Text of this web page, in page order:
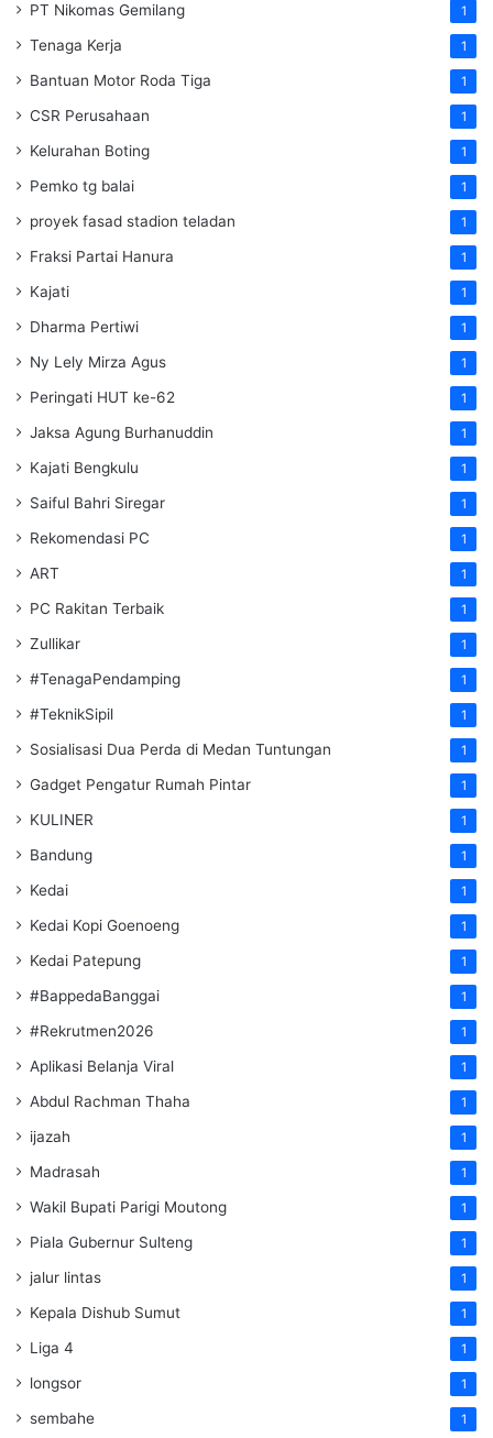
PT Nikomas Gemilang 1
Tenaga Kerja 1
Bantuan Motor Roda Tiga 1
CSR Perusahaan 1
Kelurahan Boting 1
Pemko tg balai 1
proyek fasad stadion teladan 1
Fraksi Partai Hanura 1
Kajati 1
Dharma Pertiwi 1
Ny Lely Mirza Agus 1
Peringati HUT ke-62 1
Jaksa Agung Burhanuddin 1
Kajati Bengkulu 1
Saiful Bahri Siregar 1
Rekomendasi PC 1
ART 1
PC Rakitan Terbaik 1
Zullikar 1
#TenagaPendamping 1
#TeknikSipil 1
Sosialisasi Dua Perda di Medan Tuntungan 1
Gadget Pengatur Rumah Pintar 1
KULINER 1
Bandung 1
Kedai 1
Kedai Kopi Goenoeng 1
Kedai Patepung 1
#BappedaBanggai 1
#Rekrutmen2026 1
Aplikasi Belanja Viral 1
Abdul Rachman Thaha 1
ijazah 1
Madrasah 1
Wakil Bupati Parigi Moutong 1
Piala Gubernur Sulteng 1
jalur lintas 1
Kepala Dishub Sumut 1
Liga 4 1
longsor 1
sembahe 1